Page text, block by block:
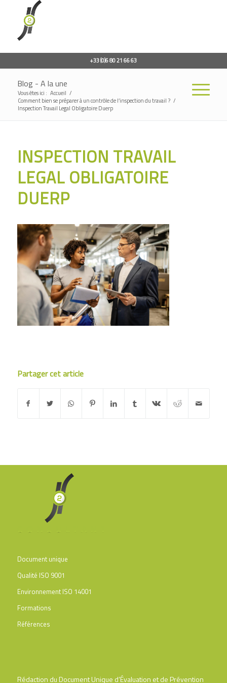
+33 (0)6 80 21 66 63
Blog - A la une
Vous êtes ici : Accueil /
Comment bien se préparer à un contrôle de l’inspection du travail ? /
Inspection Travail Legal Obligatoire Duerp
INSPECTION TRAVAIL
LEGAL OBLIGATOIRE
DUERP
Partager cet article
Document unique
Qualité ISO 9001
Environnement ISO 14001
Formations
Références
Rédaction du Document Unique d’Évaluation et de Prévention